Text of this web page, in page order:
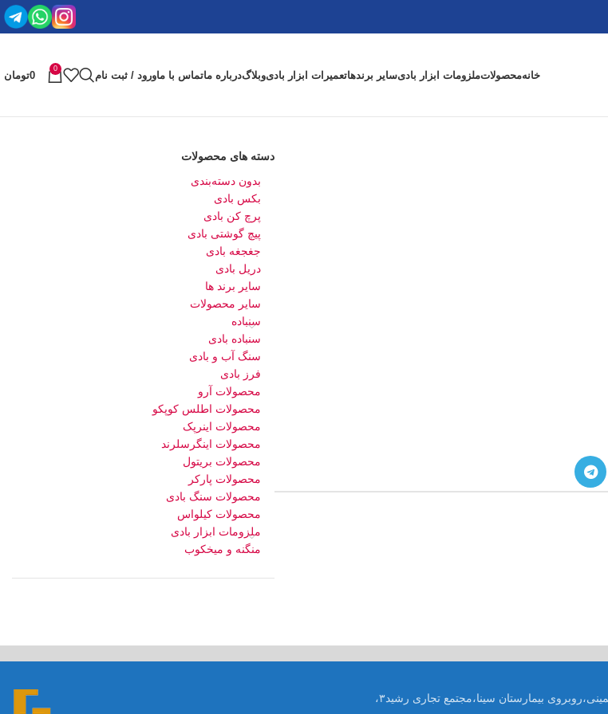
خانهمحصولاتملزومات ابزار بادیسایر برندهاتعمیرات ابزار بادیوبلاگدرباره ماتماس با ماورود / ثبت نام
0
0تومان
دسته های محصولات
بدون دسته‌بندی
بکس بادی
پرچ کن بادی
پیچ گوشتی بادی
جغجغه بادی
دریل بادی
سایر برند ها
سایر محصولات
سنباده
سنباده بادی
سنگ آب و بادی
فرز بادی
محصولات آرو
محصولات اطلس کوپکو
محصولات اینرپک
محصولات اینگرسلرند
محصولات بریتول
محصولات پارکر
محصولات سنگ بادی
محصولات کیلواس
ملزومات ابزار بادی
منگنه و میخکوب
تهران ،خیابان امام خمینی،روبروی بیمارستان سینا،مجتمع تجاری رشید۳،